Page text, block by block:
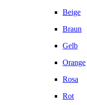
Beige
Braun
Gelb
Orange
Rosa
Rot